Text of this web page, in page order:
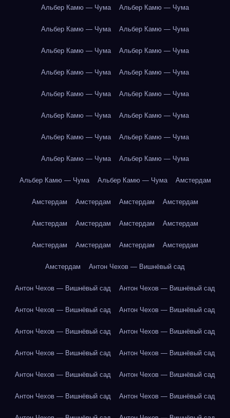
Альбер Камю — Чума Альбер Камю — Чума
Альбер Камю — Чума Альбер Камю — Чума
Альбер Камю — Чума Альбер Камю — Чума
Альбер Камю — Чума Альбер Камю — Чума
Альбер Камю — Чума Альбер Камю — Чума
Альбер Камю — Чума Альбер Камю — Чума
Альбер Камю — Чума Альбер Камю — Чума
Альбер Камю — Чума Альбер Камю — Чума
Альбер Камю — Чума Альбер Камю — Чума Амстердам
Амстердам Амстердам Амстердам Амстердам
Амстердам Амстердам Амстердам Амстердам
Амстердам Амстердам Амстердам Амстердам
Амстердам Антон Чехов — Вишнёвый сад
Антон Чехов — Вишнёвый сад Антон Чехов — Вишнёвый сад
Антон Чехов — Вишнёвый сад Антон Чехов — Вишнёвый сад
Антон Чехов — Вишнёвый сад Антон Чехов — Вишнёвый сад
Антон Чехов — Вишнёвый сад Антон Чехов — Вишнёвый сад
Антон Чехов — Вишнёвый сад Антон Чехов — Вишнёвый сад
Антон Чехов — Вишнёвый сад Антон Чехов — Вишнёвый сад